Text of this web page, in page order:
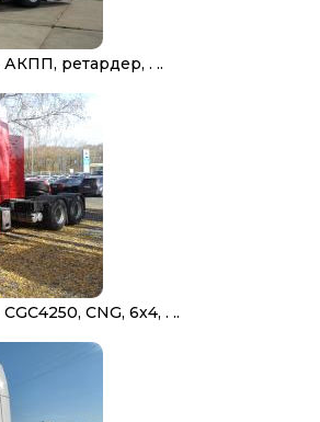
АКПП, ретардер, . ..
CNG, 6х4, . ..